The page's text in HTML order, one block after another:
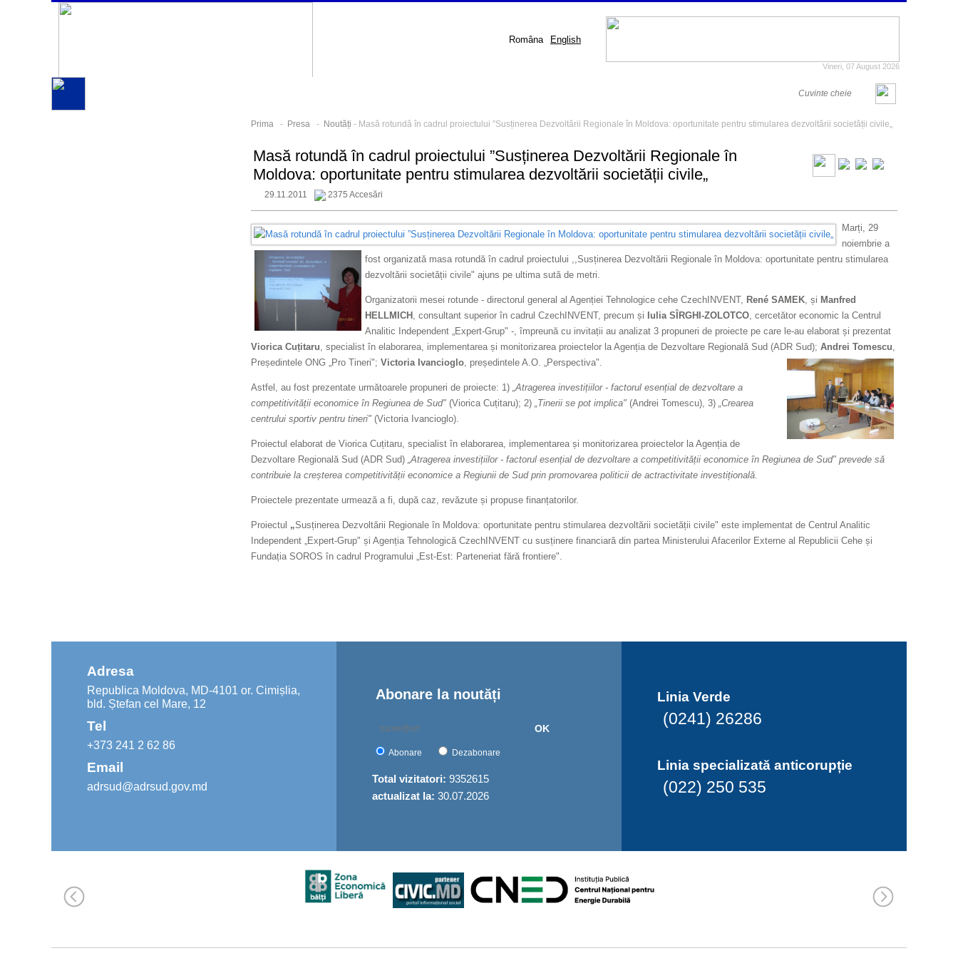
Româna English
Vineri, 07 August 2026
Prima - Presa - Noutăți - Masă rotundă în cadrul proiectului ”Susținerea Dezvoltării Regionale în Moldova: oportunitate pentru stimularea dezvoltării societății civile„
Masă rotundă în cadrul proiectului ”Susținerea Dezvoltării Regionale în
Moldova: oportunitate pentru stimularea dezvoltării societății civile„
29.11.2011 2375 Accesări
Marți, 29
noiembrie a
fost organizată masa rotundă în cadrul proiectului ,,Susținerea Dezvoltării Regionale în Moldova: oportunitate pentru stimularea
dezvoltării societății civile" ajuns pe ultima sută de metri.
Organizatorii mesei rotunde - directorul general al Agenției Tehnologice cehe CzechINVENT, René SAMEK, și Manfred
HELLMICH , consultant superior în cadrul CzechINVENT, precum și Iulia SÎRGHI-ZOLOTCO, cercetător economic la Centrul
Analitic Independent „Expert-Grup" -, împreună cu invitații au analizat 3 propuneri de proiecte pe care le-au elaborat și prezentat
Viorica Cuțitaru, specialist în elaborarea, implementarea și monitorizarea proiectelor la Agenția de Dezvoltare Regională Sud (ADR Sud); Andrei Tomescu,
Președintele ONG „Pro Tineri"; Victoria Ivancioglo, președintele A.O. „Perspectiva".
Astfel, au fost prezentate următoarele propuneri de proiecte: 1) „Atragerea investițiilor - factorul esențial de dezvoltare a
competitivității economice în Regiunea de Sud" (Viorica Cuțitaru); 2) „Tinerii se pot implica" (Andrei Tomescu), 3) „Crearea
centrului sportiv pentru tineri" (Victoria Ivancioglo).
Proiectul elaborat de Viorica Cuțitaru, specialist în elaborarea, implementarea și monitorizarea proiectelor la Agenția de
Dezvoltare Regională Sud (ADR Sud) „Atragerea investițiilor - factorul esențial de dezvoltare a competitivității economice în Regiunea de Sud" prevede să
contribuie la creșterea competitivității economice a Regiunii de Sud prin promovarea politicii de actractivitate investițională.
Proiectele prezentate urmează a fi, după caz, revăzute și propuse finanțatorilor.
Proiectul „Susținerea Dezvoltării Regionale în Moldova: oportunitate pentru stimularea dezvoltării societății civile" este implementat de Centrul Analitic
Independent „Expert-Grup" și Agenția Tehnologică CzechINVENT cu susținere financiară din partea Ministerului Afacerilor Externe al Republicii Cehe și
Fundația SOROS în cadrul Programului „Est-Est: Parteneriat fără frontiere".
Adresa
Republica Moldova, MD-4101 or. Cimișlia,
bld. Ștefan cel Mare, 12
Tel
+373 241 2 62 86
Email
adrsud@adrsud.gov.md
Abonare la noutăți
OK
Abonare Dezabonare
Total vizitatori: 9352615
actualizat la: 30.07.2026
Linia Verde
(0241) 26286
Linia specializată anticorupție
(022) 250 535